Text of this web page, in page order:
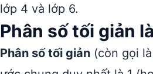
lớp 4 và lớp 6.
Phân số tối giản
Phân số tối giản (còn gọi